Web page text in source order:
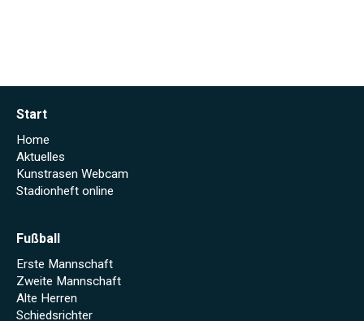
Start
Home
Aktuelles
Kunstrasen Webcam
Stadionheft online
Fußball
Erste Mannschaft
Zweite Mannschaft
Alte Herren
Schiedsrichter